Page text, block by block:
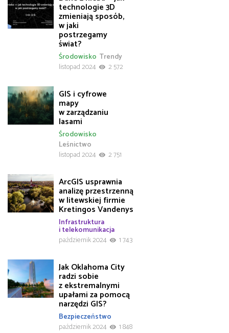
technologie 3D
zmieniają sposób,
w jaki
postrzegamy
świat?
Środowisko Trendy
listopad 2024
2 572
GIS i cyfrowe
mapy
w zarządzaniu
lasami
Leśnictwo
Środowisko
listopad 2024
2 751
ArcGIS usprawnia
analizę przestrzenną
w litewskiej firmie
Kretingos Vandenys
Infrastruktura
i telekomunikacja
październik 2024
1 743
Jak Oklahoma City
radzi sobie
z ekstremalnymi
upałami za pomocą
narzędzi GIS?
Bezpieczeństwo
październik 2024
1 848